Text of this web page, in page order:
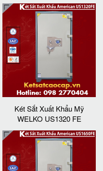
Két Sắt Xuất Khẩu Mỹ
WELKO US1320 FE